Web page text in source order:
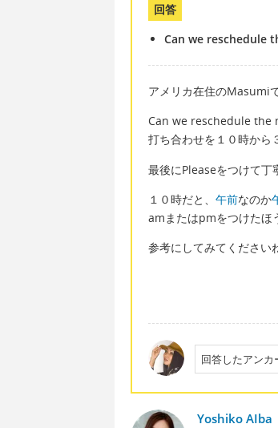
回答
Can we reschedule
アメリカ在住のMasumiで
Can we reschedule the
打ち合わせを１０時から
最後にPleaseをつけて丁
１０時だと、 午前なのか
amまたはpmをつけたほ
参考にしてみてください
回答したアンカ
Yoshiko AIba